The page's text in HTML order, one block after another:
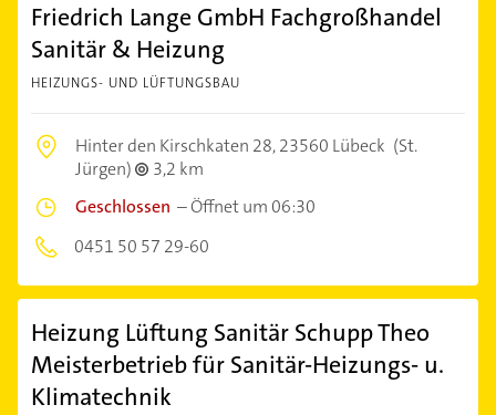
Friedrich Lange GmbH Fachgroßhandel
Sanitär & Heizung
HEIZUNGS- UND LÜFTUNGSBAU
Hinter den Kirschkaten 28,23560 Lübeck (St.
Jürgen)
3,2 km
Geschlossen –Öffnet um 06:30
0451 50 57 29-60
Heizung Lüftung Sanitär Schupp Theo
Meisterbetrieb für Sanitär-Heizungs- u.
Klimatechnik